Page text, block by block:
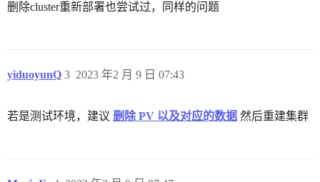
删除cluster重新部署也尝试过，同样的问题
yiduoyunQ 2023 年2 月 9 日 07:43
3
若是测试环境，建议 删除 PV 以及对应的数据 然后重建集群